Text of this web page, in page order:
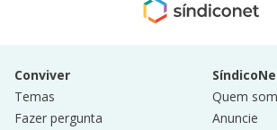
Conviver
Temas
Fazer pergunta
Quem
Anuncie